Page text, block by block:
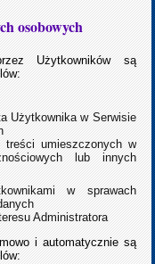
osobowych
Użytkowników są
Użytkownika w Serwisie
treści umieszczonych w
lub innych
w sprawach
Administratora
i automatycznie są